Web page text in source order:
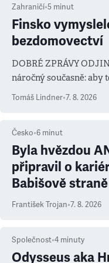
Zahraničí•5 minut
Finsko
bezdomovectví
DOBRÉ ZPRÁVY
náročný současně: aby
prioritu
Tomáš Lindner•7. 8. 2026
Česko•6 minut
Byla hvězdou
připravil o
Babišově
František Trojan•7. 8. 2026
Společnost•4 minuty
Odysseus aka